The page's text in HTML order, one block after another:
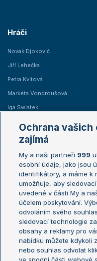
Hráči
Novak Djokovič
Jiří Lehečka
Petra Kvitová
Markéta Vondroušová
Iga Swiatek
Žebříčky
Žebříček ATP (muži)
Žebříček WTA (ženy)
Sázkařský žebříček
Aktualní trendy
Fotbalové přestupy
Ochrana vašich
zajímá
My a naši partneři 999
osobní údaje, jako jsou
identifikátory, a máme k
umožňuje, aby
uvedené v části My a
účelem poskytování.
odvoláním svého
sledovací technologie
obsahy a reklamy pro
nabídku můžete kdykoli
nebo souhlas odvolat